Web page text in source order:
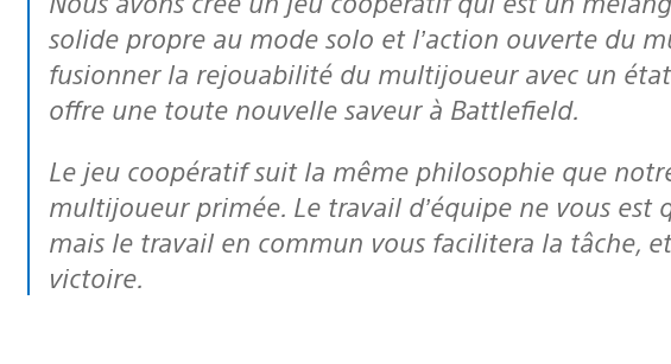
solide propre au mode solo et l’action ouverte du
fusionner la rejouabilité du multijoueur avec un
offre une toute nouvelle saveur à Battlefield.
Le jeu coopératif suit la même philosophie que notre mécanique de jeu
multijoueur primée. Le travail d’équipe ne vous est
mais le travail en commun vous facilitera la tâche,
victoire.